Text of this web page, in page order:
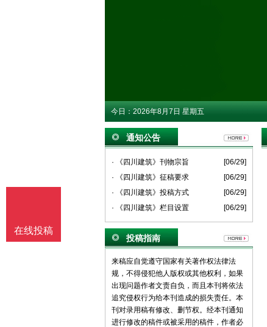
今日： 2026年8月7日 星期五
通知公告
· 《四川建筑》刊物宗旨
[06/29]
· 《四川建筑》征稿要求
[06/29]
· 《四川建筑》投稿方式
[06/29]
· 《四川建筑》栏目设置
[06/29]
投稿指南
来稿应自觉遵守国家有关著作权法律法
规，不得侵犯他人版权或其他权利，如果
出现问题作者文责自负，而且本刊将依法
追究侵权行为给本刊造成的损失责任。本
刊对录用稿有修改、删节权。经本刊通知
进行修改的稿件或被采用的稿件，作者必
在线投稿